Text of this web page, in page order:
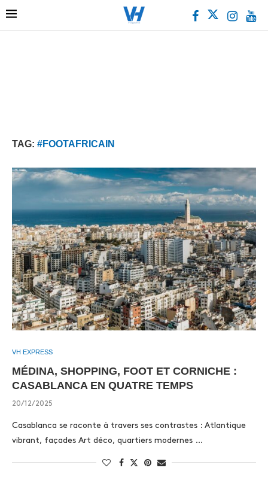
TAG: #FOOTAFRICAIN
VH EXPRESS
MÉDINA, SHOPPING, FOOT ET CORNICHE :
CASABLANCA EN QUATRE TEMPS
20/12/2025
Casablanca se raconte à travers ses contrastes : Atlantique
vibrant, façades Art déco, quartiers modernes …